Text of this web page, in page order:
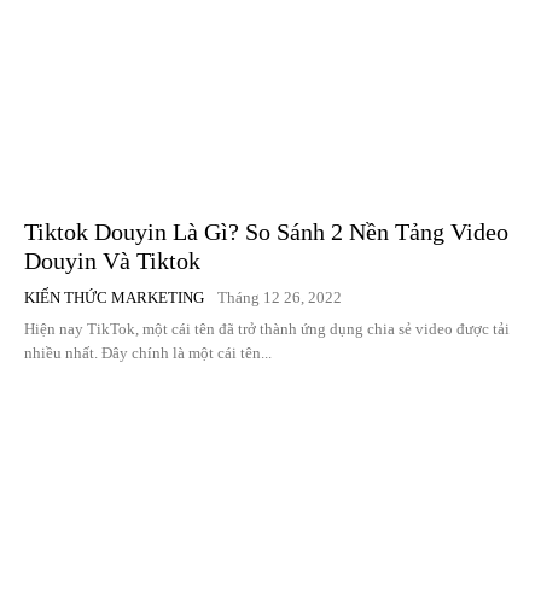
Tiktok Douyin Là Gì? So Sánh 2 Nền Tảng Video
Douyin Và Tiktok
KIẾN THỨC MARKETING
Tháng 12 26, 2022
Hiện nay TikTok, một cái tên đã trở thành ứng dụng chia sẻ video được tải
nhiều nhất. Đây chính là một cái tên...